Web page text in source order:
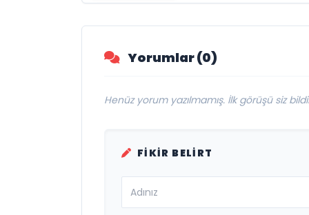
engelleri sanatla
aştı
Yorumlar (0)
Henüz yorum yazılmamış. İlk görüşü siz
FIKIR BELIRT